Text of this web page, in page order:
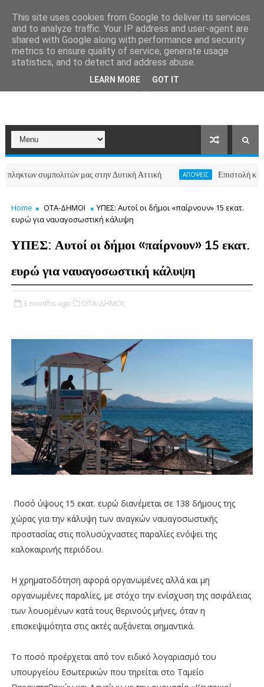
μας στην Δυτική Αττική ΑΠΟΨΕΙΣ Επιστολή κατοίκων
Home ΟΤΑ-ΔΗΜΟΙ
ΥΠΕΣ: Αυτοί οι δήμοι «παίρνουν» 15 εκατ.
ευρώ για ναυαγοσωστική κάλυψη
ΥΠΕΣ: Αυτοί οι δήμοι «παίρνουν» 15 εκατ.
ευρώ για ναυαγοσωστική κάλυψη
3 months ago ΟΤΑ-ΔΗΜΟΙ,
Ποσό ύψους 15 εκατ. ευρώ διανέμεται σε 138 δήμους της
χώρας για την κάλυψη των αναγκών ναυαγοσωστικής
προστασίας στις πολυσύχναστες παραλίες ενόψει της
καλοκαιρινής περιόδου.
Η χρηματοδότηση αφορά οργανωμένες αλλά και μη
οργανωμένες παραλίες, με στόχο την ενίσχυση της ασφάλειας
των λουομένων κατά τους θερινούς μήνες, όταν η
επισκεψιμότητα στις ακτές αυξάνεται σημαντικά.
Το ποσό προέρχεται από τον ειδικό λογαριασμό του
υπουργείου Εσωτερικών που τηρείται στο Ταμείο
This site uses cookies from Google to deliver its services
and to analyze traffic. Your IP address and user-agent are
shared with Google along with performance and security
metrics to ensure quality of service, generate usage
statistics, and to detect and address abuse.
LEARN MORE GOT IT